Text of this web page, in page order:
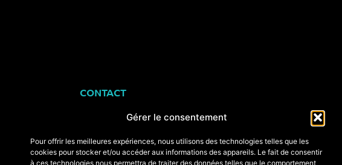
Gérer le consentement
Pour offrir les meilleures expériences, nous utilisons des technologies telles que les
cookies pour stocker et/ou accéder aux informations des appareils. Le fait de consentir
à ces technologies nous permettra de traiter des données telles que le comportement
CONTACT
monstagededanse@gmail.com